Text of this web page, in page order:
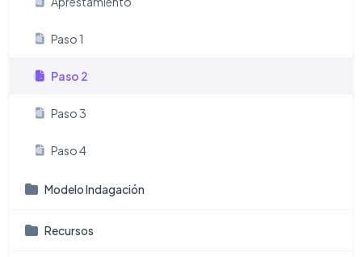
Paso 1
Paso 2
Paso 3
Paso 4
Modelo Indagación
Recursos